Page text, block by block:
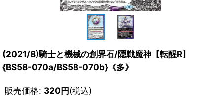
(2021/8)騎士と機械の創界石/隠戦魔神【転醒R】
{BS58-070a/BS58-070b}《多》
販売価格: 320円(税込)